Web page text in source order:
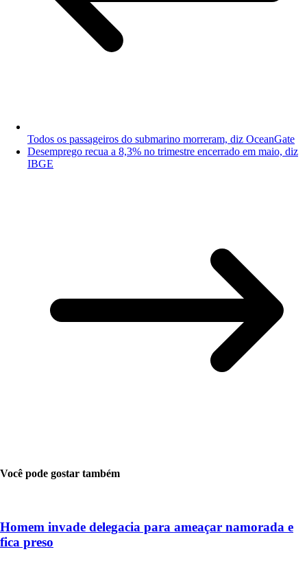
Todos os passageiros do submarino morreram, diz OceanGate
Desemprego recua a 8,3% no trimestre encerrado em maio, diz
IBGE
Você pode gostar também
Homem invade delegacia para ameaçar namorada e
fica preso